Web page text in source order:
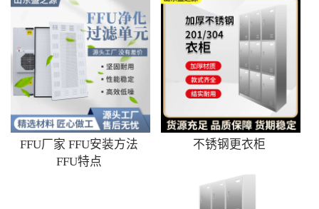
FFU厂家 FFU安装方法
FFU特点
不锈钢更衣柜